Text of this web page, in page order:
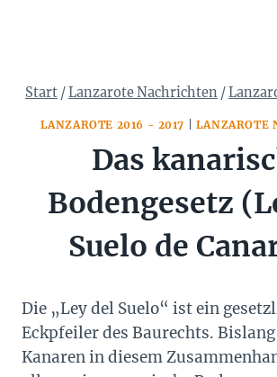
Start /Lanzarote Nachrichten /
LANZAROTE 2016 - 2017 LANZAROTE
Das
Bodengesetz
Suelo de
Die „Ley del Suelo“ ist ein
Eckpfeiler des Baurechts.
Kanaren in diesem